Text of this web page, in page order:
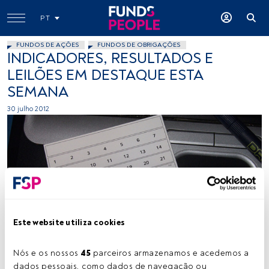
Este website utiliza cookies
Nós e os nossos 45 parceiros armazenamos e acedemos a
dados pessoais, como dados de navegação ou
PT
FUNDOS DE AÇÕES FUNDOS DE OBRIGAÇÕES
INDICADORES, RESULTADOS E
LEILÕES EM DESTAQUE ESTA
SEMANA
30 julho 2012
Tempo de leitura:1 min.